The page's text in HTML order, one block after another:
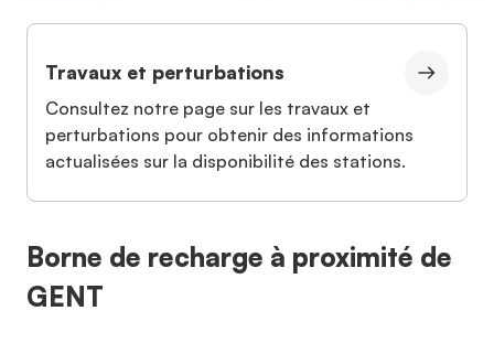
Travaux et perturbations
Consultez notre page sur les travaux et
perturbations pour obtenir des informations
actualisées sur la disponibilité des stations.
Borne de recharge à proximité de
GENT